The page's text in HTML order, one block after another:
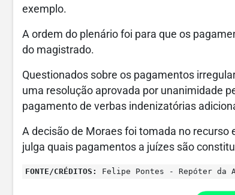
exemplo.
A ordem do plenário foi para que os
do magistrado.
Questionados sobre os pagamentos
uma resolução aprovada por unanimidade
pagamento de verbas indenizatórias
A decisão de Moraes foi tomada no
julga quais pagamentos a juízes são
FONTE/CRÉDITOS: Felipe Pontes - Repóter da